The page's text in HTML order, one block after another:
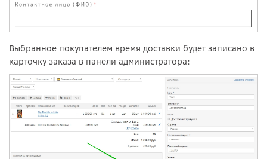
Выбранное покупателем время доставки будет записано в
карточку заказа в панели администратора: